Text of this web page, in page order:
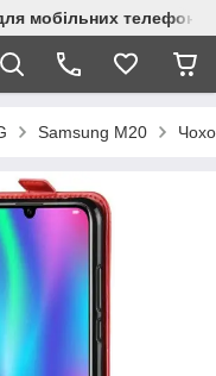
мобільних телефонів
Samsung M20